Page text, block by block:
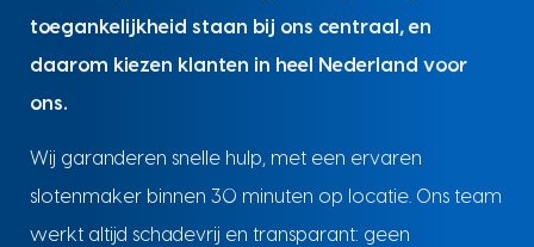
toegankelijkheid staan bij ons centraal, en
daarom kiezen klanten in heel Nederland voor
ons.
Wij garanderen snelle hulp, met een ervaren
slotenmaker binnen 30 minuten op locatie. Ons team
werkt altijd schadevrij en transparant: geen